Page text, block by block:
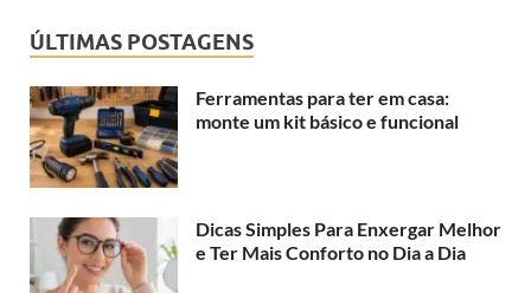
ÚLTIMAS POSTAGENS
Ferramentas para ter em casa:
monte um kit básico e funcional
Dicas Simples Para Enxergar Melhor
e Ter Mais Conforto no Dia a Dia